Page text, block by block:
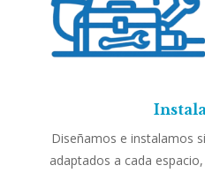
Diseñamos e instalamos
adaptados a cada